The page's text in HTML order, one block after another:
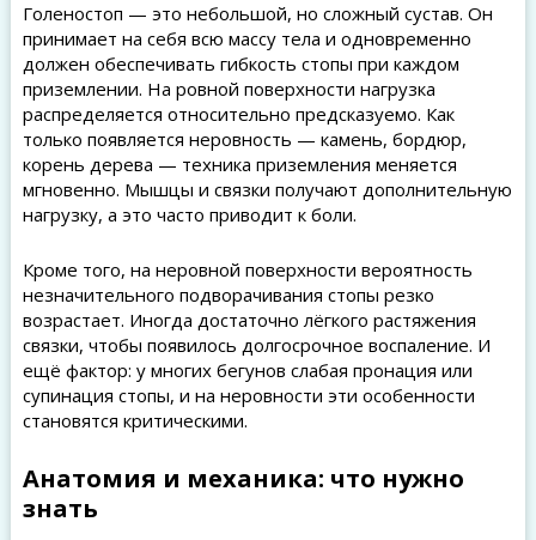
Голеностоп — это небольшой, но сложный сустав. Он
принимает на себя всю массу тела и одновременно
должен обеспечивать гибкость стопы при каждом
приземлении. На ровной поверхности нагрузка
распределяется относительно предсказуемо. Как
только появляется неровность — камень, бордюр,
корень дерева — техника приземления меняется
мгновенно. Мышцы и связки получают дополнительную
нагрузку, а это часто приводит к боли.
Кроме того, на неровной поверхности вероятность
незначительного подворачивания стопы резко
возрастает. Иногда достаточно лёгкого растяжения
связки, чтобы появилось долгосрочное воспаление. И
ещё фактор: у многих бегунов слабая пронация или
супинация стопы, и на неровности эти особенности
становятся критическими.
Анатомия и механика: что нужно
знать